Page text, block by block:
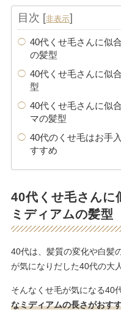
目次 [非表示]
40代くせ毛さんに似
の髪型
40代くせ毛さんに似
型
40代くせ毛さんに似
マの髪型
40代のくせ毛はお手
すすめ
40代くせ毛さんに
ミディアムの髪型
40代は、髪質の変化や白髪
が気になりだした40代の大
そんなくせ毛が気になる40
なミディアムの長さがおす